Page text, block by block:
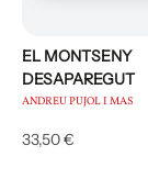
EL MONTSENY
DESAPAREGUT
ANDREU PUJOL I MAS
33,50 €